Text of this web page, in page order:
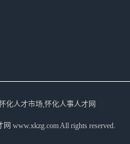
化人才市场,怀化人事人才网
www.xkzg.com All rights reserved.